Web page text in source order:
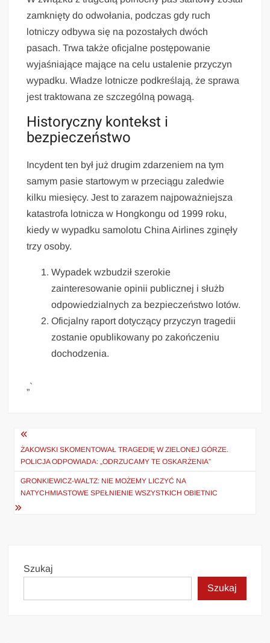
zamknięty do odwołania, podczas gdy ruch
lotniczy odbywa się na pozostałych dwóch
pasach. Trwa także oficjalne postępowanie
wyjaśniające mające na celu ustalenie przyczyn
wypadku. Władze lotnicze podkreślają, że sprawa
jest traktowana ze szczególną powagą.
Historyczny kontekst i
bezpieczeństwo
Incydent ten był już drugim zdarzeniem na tym
samym pasie startowym w przeciągu zaledwie
kilku miesięcy. Jest to zarazem najpoważniejsza
katastrofa lotnicza w Hongkongu od 1999 roku,
kiedy w wypadku samolotu China Airlines zginęły
trzy osoby.
Wypadek wzbudził szerokie
zainteresowanie opinii publicznej i służb
odpowiedzialnych za bezpieczeństwo lotów.
Oficjalny raport dotyczący przyczyn tragedii
zostanie opublikowany po zakończeniu
dochodzenia.
„`
Nawigacja
wpisu
ŻAKOWSKI SKOMENTOWAŁ TRAGEDIĘ W ZIELONEJ GÓRZE.
POLICJA ODPOWIADA: „ODRZUCAMY TE OSKARŻENIA”
GRONKIEWICZ-WALTZ: NIE MOŻEMY LICZYĆ NA
NATYCHMIASTOWE SPEŁNIENIE WSZYSTKICH OBIETNIC
Szukaj
Szukaj